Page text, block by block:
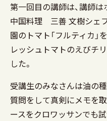
第一回目の講師は、講師
中国料理 三善 文樹シェ
園のトマト「フルティカ」
レッシュトマトのえびチ
した。
受講生のみなさんは油の
質問をして真剣にメモを
ースをクロワッサンでも試